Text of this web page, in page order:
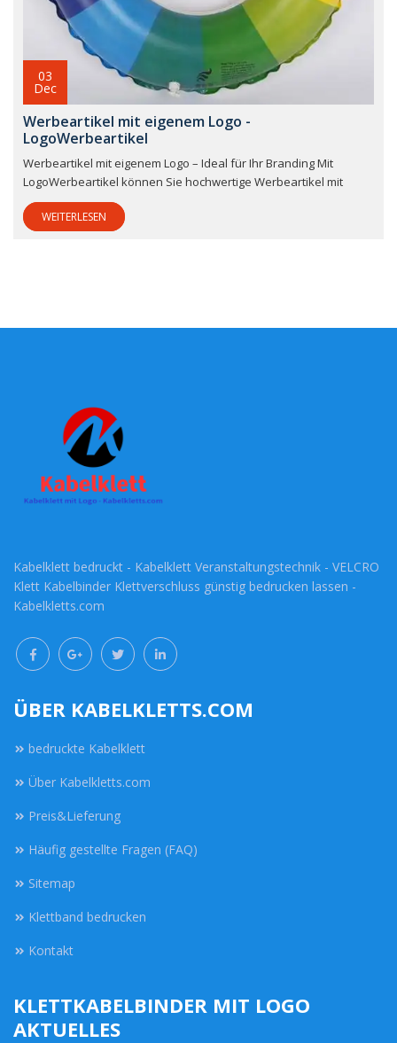
03
Dec
Werbeartikel mit eigenem Logo -
LogoWerbeartikel
Werbeartikel mit eigenem Logo – Ideal für Ihr Branding Mit
LogoWerbeartikel können Sie hochwertige Werbeartikel mit
WEITERLESEN
Kabelklett bedruckt - Kabelklett Veranstaltungstechnik - VELCRO
Klett Kabelbinder Klettverschluss günstig bedrucken lassen -
Kabelkletts.com
ÜBER KABELKLETTS.COM
bedruckte Kabelklett
Über Kabelkletts.com
Preis&Lieferung
Häufig gestellte Fragen (FAQ)
Sitemap
Klettband bedrucken
Kontakt
KLETTKABELBINDER MIT LOGO
AKTUELLES